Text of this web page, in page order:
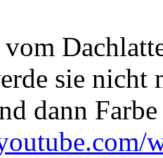
sie nicht
dann